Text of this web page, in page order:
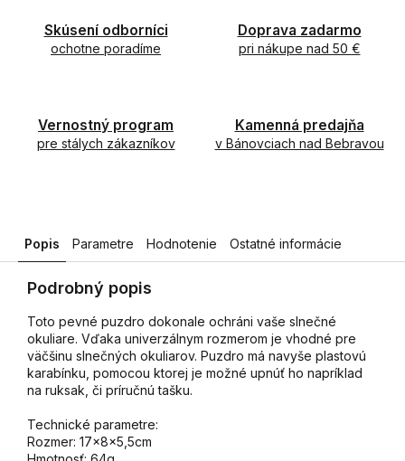
Skúsení odborníci
ochotne poradíme
Doprava zadarmo
pri nákupe nad 50 €
Vernostný program
pre stálych zákazníkov
Kamenná predajňa
v Bánovciach nad Bebravou
Popis Parametre Hodnotenie Ostatné informácie
Podrobný popis
Toto pevné puzdro dokonale ochráni vaše slnečné
okuliare. Vďaka univerzálnym rozmerom je vhodné pre
väčšinu slnečných okuliarov. Puzdro má navyše plastovú
karabínku, pomocou ktorej je možné upnúť ho napríklad
na ruksak, či príručnú tašku.
Technické parametre:
Rozmer: 17x8x5,5cm